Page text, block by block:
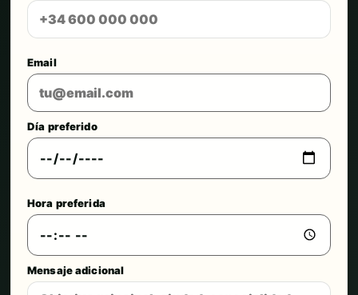
Email
Día preferido
Hora preferida
Mensaje adicional